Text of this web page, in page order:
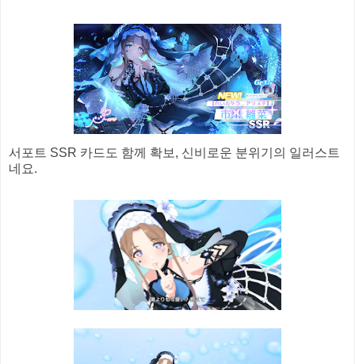
서포트 SSR 카드도 함께 확보, 신비로운 분위기의 일러스트
네요.